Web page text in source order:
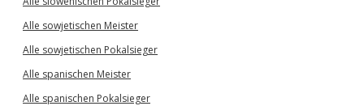
Alle sowjetischen Meister
Alle sowjetischen Pokalsieger
Alle spanischen Meister
Alle spanischen Pokalsieger